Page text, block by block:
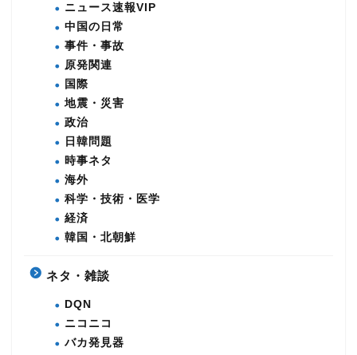
ニュース速報VIP
中国の日常
事件・事故
原発関連
国際
地震・災害
政治
日韓問題
時事ネタ
海外
科学・技術・医学
経済
韓国・北朝鮮
ネタ・雑談
DQN
ニコニコ
バカ発見器